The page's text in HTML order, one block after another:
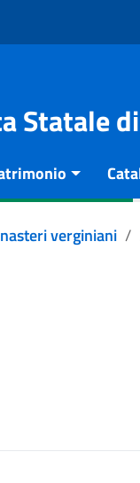
Statale
verginiani